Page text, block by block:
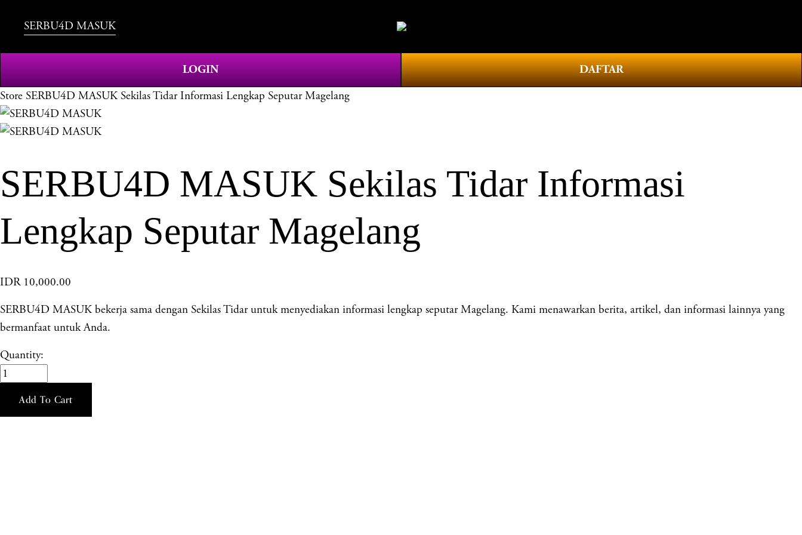
SERBU4D MASUK
LOGIN DAFTAR
Store SERBU4D MASUK Sekilas Tidar Informasi Lengkap Seputar Magelang
SERBU4D MASUK Sekilas Tidar Informasi
Lengkap Seputar Magelang
IDR 10,000.00
SERBU4D MASUK bekerja sama dengan Sekilas Tidar untuk menyediakan informasi lengkap seputar Magelang. Kami menawarkan berita, artikel, dan informasi lainnya yang
bermanfaat untuk Anda.
Quantity:
Add To Cart